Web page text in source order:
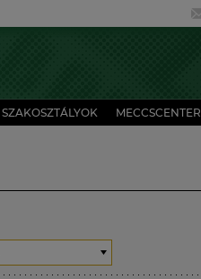
SZAKOSZTÁLYOK MECCSCENTER